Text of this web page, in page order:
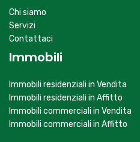
Chi siamo
Servizi
Contattaci
Immobili
Immobili residenziali in Vendita
Immobili residenziali in Affitto
Immobili commerciali in Vendita
Immobili commerciali in Affitto